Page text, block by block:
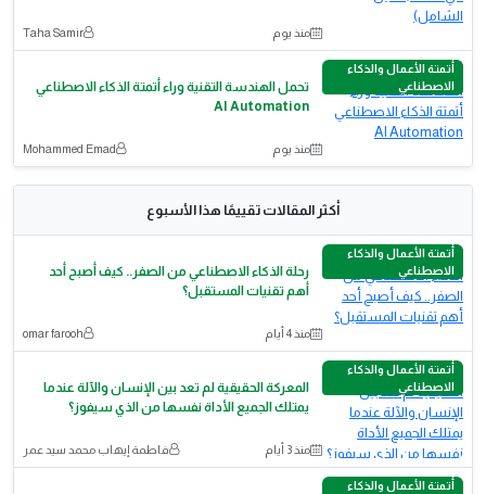
منذ يوم Taha Samir
أتمتة الأعمال والذكاء
الاصطناعي
تحمل الهندسة التقنية وراء أتمتة الذكاء الاصطناعي
AI Automation
منذ يوم Mohammed Emad
أكثر المقالات تقييمًا هذا الأسبوع
أتمتة الأعمال والذكاء
الاصطناعي
رحلة الذكاء الاصطناعي من الصفر.. كيف أصبح أحد
أهم تقنيات المستقبل؟
منذ 4 أيام omar farooh
أتمتة الأعمال والذكاء
الاصطناعي
المعركة الحقيقية لم تعد بين الإنسان والآلة عندما
يمتلك الجميع الأداة نفسها من الذي سيفوز؟
منذ 3 أيام فاطمة إيهاب محمد سيد عمر
أتمتة الأعمال والذكاء